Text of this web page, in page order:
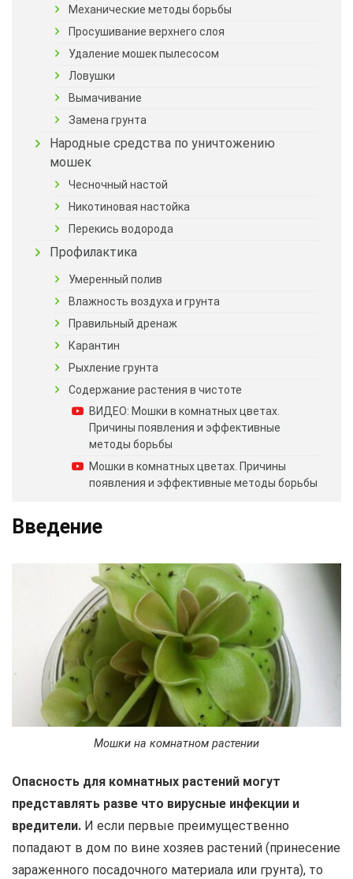
Механические методы борьбы
Просушивание верхнего слоя
Удаление мошек пылесосом
Ловушки
Вымачивание
Замена грунта
Народные средства по уничтожению
мошек
Чесночный настой
Никотиновая настойка
Перекись водорода
Профилактика
Умеренный полив
Влажность воздуха и грунта
Правильный дренаж
Карантин
Рыхление грунта
Содержание растения в чистоте
ВИДЕО: Мошки в комнатных цветах.
Причины появления и эффективные
методы борьбы
Мошки в комнатных цветах. Причины
появления и эффективные методы борьбы
Введение
Мошки на комнатном растении
Опасность для комнатных растений могут
представлять разве что вирусные инфекции и
вредители. И если первые преимущественно
попадают в дом по вине хозяев растений (принесение
зараженного посадочного материала или грунта), то